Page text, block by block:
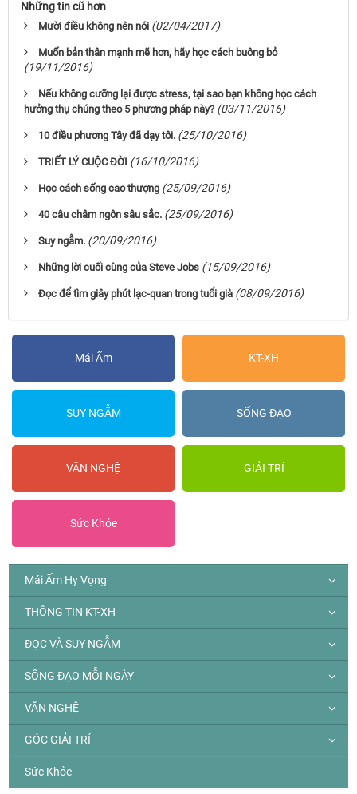
Những tin cũ hơn
Mười điều không nên nói (02/04/2017)
Muốn bản thân mạnh mẽ hơn, hãy học cách buông bỏ
(19/11/2016)
Nếu không cưỡng lại được stress, tại sao bạn không học cách
hưởng thụ chúng theo 5 phương pháp này? (03/11/2016)
10 điều phương Tây đã dạy tôi. (25/10/2016)
TRIẾT LÝ CUỘC ĐỜI (16/10/2016)
Học cách sống cao thượng (25/09/2016)
40 câu châm ngôn sâu sắc. (25/09/2016)
Suy ngẫm. (20/09/2016)
Những lời cuối cùng của Steve Jobs (15/09/2016)
Đọc để tìm giây phút lạc-quan trong tuổi già (08/09/2016)
Mái Ấm KT-XH
SUY NGẪM SỐNG ĐẠO
VĂN NGHỆ GIẢI TRÍ
Sức Khỏe
Mái Ấm Hy Vọng
THÔNG TIN KT-XH
ĐỌC VÀ SUY NGẪM
SỐNG ĐẠO MỖI NGÀY
VĂN NGHỆ
GÓC GIẢI TRÍ
Sức Khỏe